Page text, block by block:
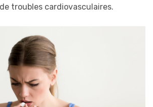
troubles cardiovasculaires.